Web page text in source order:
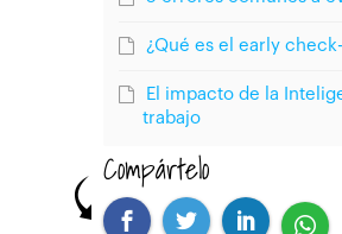
¿Qué es el early
El impacto de la
trabajo
Compártelo